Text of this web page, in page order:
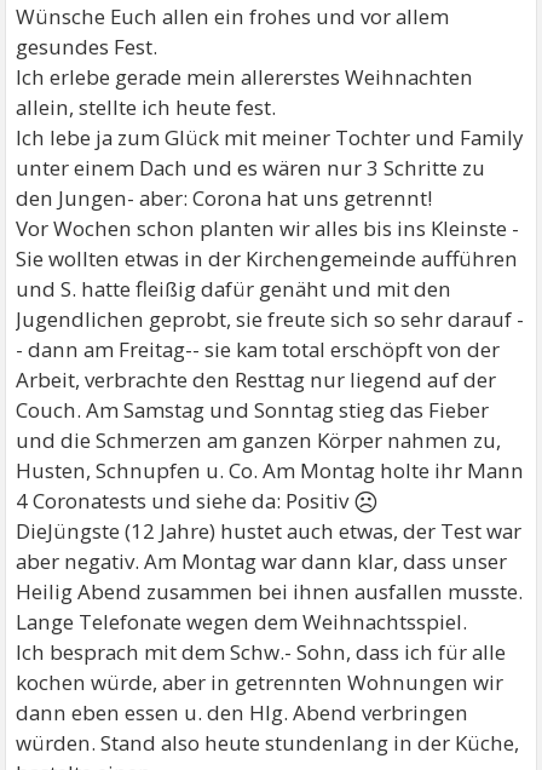
Wünsche Euch allen ein frohes und vor allem
gesundes Fest.
Ich erlebe gerade mein allererstes Weihnachten
allein, stellte ich heute fest.
Ich lebe ja zum Glück mit meiner Tochter und Family
unter einem Dach und es wären nur 3 Schritte zu
den Jungen- aber: Corona hat uns getrennt!
Vor Wochen schon planten wir alles bis ins Kleinste -
Sie wollten etwas in der Kirchengemeinde aufführen
und S. hatte fleißig dafür genäht und mit den
Jugendlichen geprobt, sie freute sich so sehr darauf -
- dann am Freitag-- sie kam total erschöpft von der
Arbeit, verbrachte den Resttag nur liegend auf der
Couch. Am Samstag und Sonntag stieg das Fieber
und die Schmerzen am ganzen Körper nahmen zu,
Husten, Schnupfen u. Co. Am Montag holte ihr Mann
4 Coronatests und siehe da: Positiv☹
DieJüngste (12 Jahre) hustet auch etwas, der Test war
aber negativ. Am Montag war dann klar, dass unser
Heilig Abend zusammen bei ihnen ausfallen musste.
Lange Telefonate wegen dem Weihnachtsspiel.
Ich besprach mit dem Schw.- Sohn, dass ich für alle
kochen würde, aber in getrennten Wohnungen wir
dann eben essen u. den Hlg. Abend verbringen
würden. Stand also heute stundenlang in der Küche,